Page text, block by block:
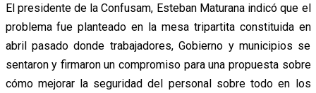
El presidente de la Confusam, Esteban Maturana indicó que el
problema fue planteado en la mesa tripartita constituida en
abril pasado donde trabajadores, Gobierno y municipios se
sentaron y firmaron un compromiso para una propuesta sobre
cómo mejorar la seguridad del personal sobre todo en los